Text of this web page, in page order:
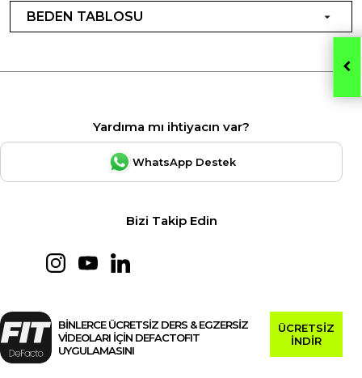
BEDEN TABLOSU
Yardıma mı ihtiyacın var?
WhatsApp Destek
Bizi Takip Edin
BİNLERCE ÜCRETSİZ DERS & EGZERSİZ
VİDEOLARI İÇİN DEFACTOFIT
UYGULAMASINI
ÜCRETSİZ
İNDİR